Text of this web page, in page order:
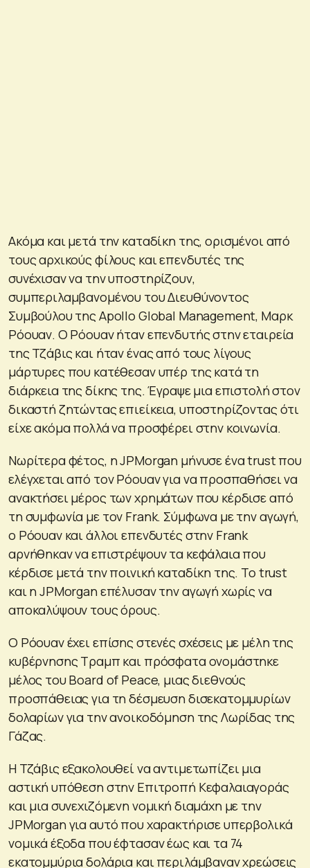
Ακόμα και μετά την καταδίκη της, ορισμένοι από
τους αρχικούς φίλους και επενδυτές της
συνέχισαν να την υποστηρίζουν,
συμπεριλαμβανομένου του Διευθύνοντος
Συμβούλου της Apollo Global Management, Μαρκ
Ρόουαν. Ο Ρόουαν ήταν επενδυτής στην εταιρεία
της Τζάβις και ήταν ένας από τους λίγους
μάρτυρες που κατέθεσαν υπέρ της κατά τη
διάρκεια της δίκης της. Έγραψε μια επιστολή στον
δικαστή ζητώντας επιείκεια, υποστηρίζοντας ότι
είχε ακόμα πολλά να προσφέρει στην κοινωνία.
Νωρίτερα φέτος, η JPMorgan μήνυσε ένα trust που
ελέγχεται από τον Ρόουαν για να προσπαθήσει να
ανακτήσει μέρος των χρημάτων που κέρδισε από
τη συμφωνία με τον Frank. Σύμφωνα με την αγωγή,
ο Ρόουαν και άλλοι επενδυτές στην Frank
αρνήθηκαν να επιστρέψουν τα κεφάλαια που
κέρδισε μετά την ποινική καταδίκη της. Το trust
και η JPMorgan επέλυσαν την αγωγή χωρίς να
αποκαλύψουν τους όρους.
Ο Ρόουαν έχει επίσης στενές σχέσεις με μέλη της
κυβέρνησης Τραμπ και πρόσφατα ονομάστηκε
μέλος του Board of Peace, μιας διεθνούς
προσπάθειας για τη δέσμευση δισεκατομμυρίων
δολαρίων για την ανοικοδόμηση της Λωρίδας της
Γάζας.
Η Τζάβις εξακολουθεί να αντιμετωπίζει μια
αστική υπόθεση στην Επιτροπή Κεφαλαιαγοράς
και μια συνεχιζόμενη νομική διαμάχη με την
JPMorgan για αυτό που χαρακτήρισε υπερβολικά
νομικά έξοδα που έφτασαν έως και τα 74
εκατομμύρια δολάρια και περιλάμβαναν χρεώσεις